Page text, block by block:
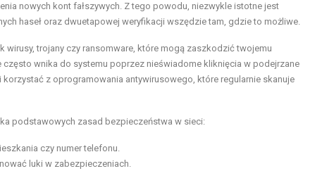
nowych kont fałszywych. Z tego powodu, niezwykle istotne jest
haseł oraz dwuetapowej weryfikacji wszędzie tam, gdzie to możliwe.
wirusy, trojany czy ransomware, które mogą zaszkodzić twojemu
wnika do systemu poprzez nieświadome kliknięcia w podejrzane
z oprogramowania antywirusowego, które regularnie skanuje
podstawowych zasad bezpieczeństwa w sieci:
czy numer telefonu.
luki w zabezpieczeniach.